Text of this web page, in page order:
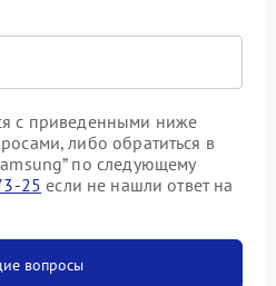
с приведенными ниже
либо обратиться в
по следующему
25 если не нашли ответ на
вопросы